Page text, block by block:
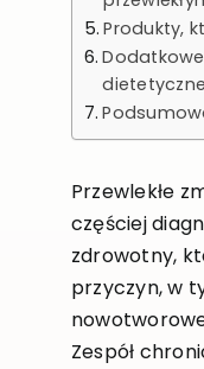
Produkty,
dietetyczne
Przewlekłe
częściej
zdrowotny,
przyczyn, w
Zespół